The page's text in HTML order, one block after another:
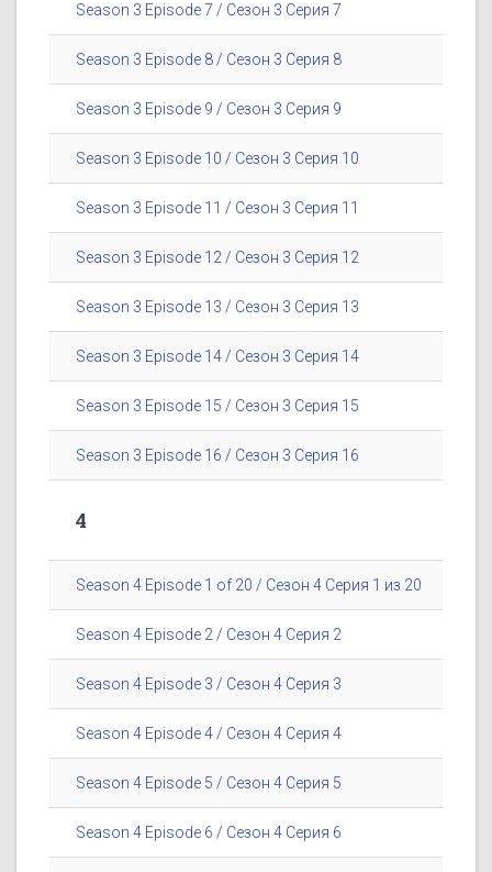
Season 3 Episode 7 / Сезон 3 Серия 7
Season 3 Episode 8 / Сезон 3 Серия 8
Season 3 Episode 9 / Сезон 3 Серия 9
Season 3 Episode 10 / Сезон 3 Серия 10
Season 3 Episode 11 / Сезон 3 Серия 11
Season 3 Episode 12 / Сезон 3 Серия 12
Season 3 Episode 13 / Сезон 3 Серия 13
Season 3 Episode 14 / Сезон 3 Серия 14
Season 3 Episode 15 / Сезон 3 Серия 15
Season 3 Episode 16 / Сезон 3 Серия 16
4
Season 4 Episode 1 of 20 / Сезон 4 Серия 1 из 20
Season 4 Episode 2 / Сезон 4 Серия 2
Season 4 Episode 3 / Сезон 4 Серия 3
Season 4 Episode 4 / Сезон 4 Серия 4
Season 4 Episode 5 / Сезон 4 Серия 5
Season 4 Episode 6 / Сезон 4 Серия 6